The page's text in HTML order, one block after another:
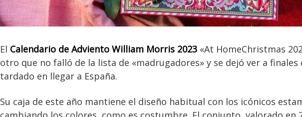
El Calendario de Adviento William Morris 2023 «At HomeChristmas
otro que no falló de la lista de «madrugadores» y se dejó ver a finales
tardado en llegar a España.
Su caja de este año mantiene el diseño habitual con los icónicos